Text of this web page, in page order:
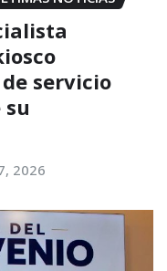
servicio
2026